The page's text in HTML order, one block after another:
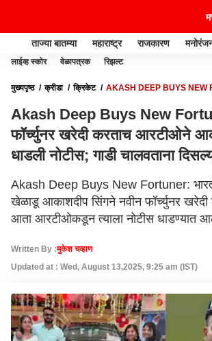
ताज्या बातम्या महाराष्ट्र राजकारण
लाईव्ह स्कोर वेळापत्रक रिझल्ट
मुख्यपृष्ठ क्रीडा क्रिकेट
AKASH DEEP BUYS NEW
Akash Deep Buys New
फॉर्च्युनर खरेदी करताच आरटीओने
धाडली नोटीस; गाडी चालवताना
Akash Deep Buys New Fortuner:
खेळाडू आकाशदीप सिंगने नवीन फॉर्च्युनर खरेदी
आता आरटीओकडून त्याला नोटीस धाडण्यात
Written By :मुकेश चव्हाण
Updated at : Wed, August 13,2025, 9:25 am (IST)